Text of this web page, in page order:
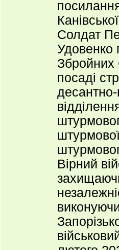
Солдат
Удовенко
Збройних
посаді
Вірний